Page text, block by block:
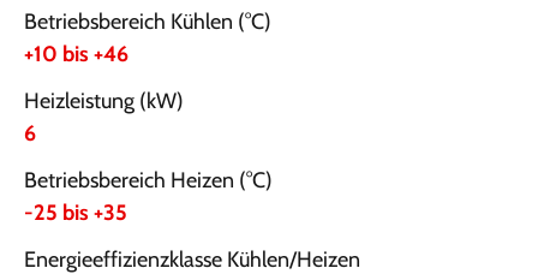
Betriebsbereich Kühlen (°C)
+10 bis +46
Heizleistung (kW)
6
Betriebsbereich Heizen (°C)
-25 bis +35
Energieeffizienzklasse Kühlen/Heizen